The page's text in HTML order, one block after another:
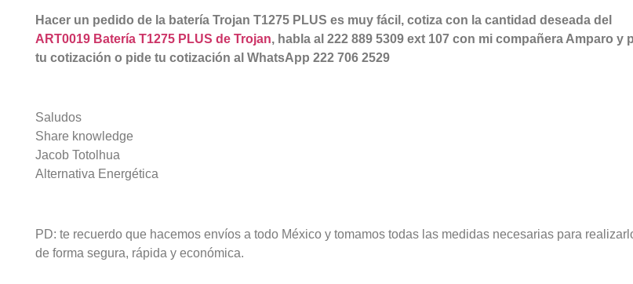
Hacer un pedido de la batería Trojan T1275 PLUS es muy fácil, cotiza con la cantidad deseada del
ART0019 Batería T1275 PLUS de Trojan, habla al 222 889 5309 ext 107 con mi compañera Amparo y
tu cotización o pide tu cotización al WhatsApp 222 706 2529
Saludos
Share knowledge
Jacob Totolhua
Alternativa Energética
PD: te recuerdo que hacemos envíos a todo México y tomamos todas las medidas necesarias para
de forma segura, rápida y económica.